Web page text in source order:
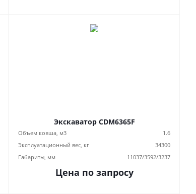
Экскаватор CDM6365F
Объем ковша, м3
1.6
Эксплуатационный вес, кг
34300
Габариты, мм
11037/3592/3237
Цена по запросу